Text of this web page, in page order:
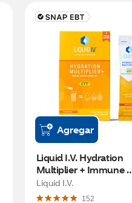
Agregar
Liquid I.V. Hydration
Multiplier + Immune
Support, Tangerine, 6
Liquid I.V.
152